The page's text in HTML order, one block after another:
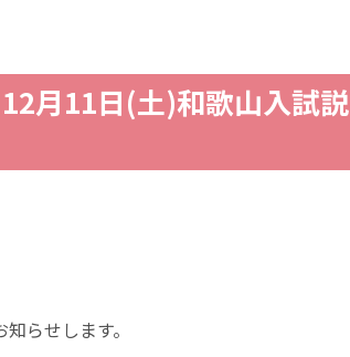
月11日(土)和歌山入試説
らせします。